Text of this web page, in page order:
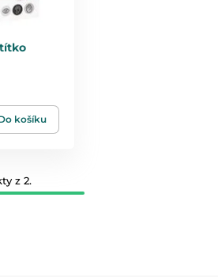
košíku
z 2.